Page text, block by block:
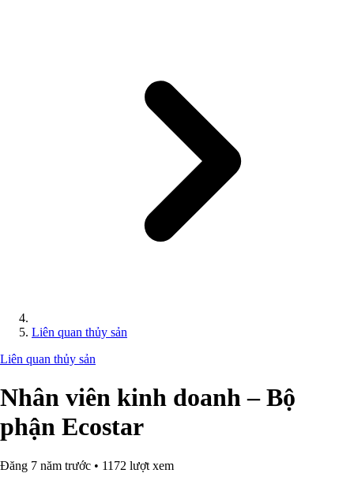
Liên quan thủy sản
Liên quan thủy sản
Nhân viên kinh doanh – Bộ
phận Ecostar
Đăng 7 năm trước • 1172 lượt xem